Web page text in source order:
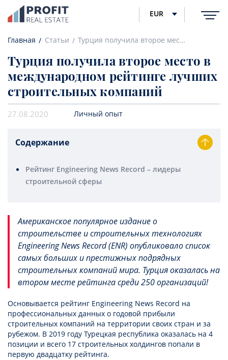
EUR
Главная Статьи Турция получила второе место в международном рейтинге лучших строительных компаний
Турция получила второе место в
международном рейтинге лучших
строительных компаний
27.08.2020 Личный опыт
Содержание
Рейтинг Engineering News Record – лидеры
строительной сферы
Американское популярное издание о
строительстве и строительных технологиях
Engineering News Record (ENR) опубликовало список
самых больших и престижных подрядных
строительных компаний мира. Турция оказалась на
втором месте рейтинга среди 250 организаций!
Основывается рейтинг Engineering News Record на
профессиональных данных о годовой прибыли
строительных компаний на территории своих стран и за
рубежом. В 2019 году Турецкая республика оказалась на 4
позиции и всего 17 строительных холдингов попали в
первую двадцатку рейтинга.